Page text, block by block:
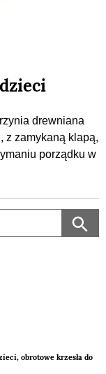
drewniana
z zamykaną klapą,
porządku w
obrotowe krzesła do